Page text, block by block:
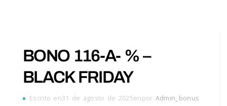
BONO 116-A- % –
BLACK FRIDAY
Escrito en31 de agosto de 2025enpor Admin_bonus